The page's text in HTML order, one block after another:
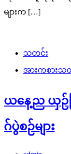
များက […]
သတင်း
အားကစားသ
ယနေ့ည ယှဉ်ပ
ဂ်ပွဲစဉ်များ